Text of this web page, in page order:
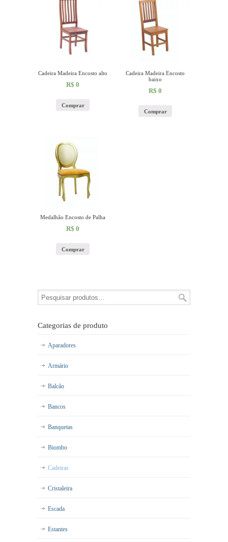
Cadeira Madeira Encosto alto
R$ 0
Comprar
Cadeira Madeira Encosto
baixo
R$ 0
Comprar
Medalhão Encosto de Palha
R$ 0
Comprar
Categorias de produto
Aparadores
Armário
Balcão
Bancos
Banquetas
Biombo
Cadeiras
Cristaleira
Escada
Estantes